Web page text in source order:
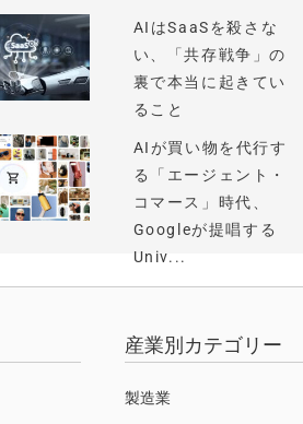
AIはSaaSを殺さな
い、「共存戦争」の
裏で本当に起きてい
ること
AIが買い物を代行す
る「エージェント・
コマース」時代、
Googleが提唱する
Univ...
産業別カテゴリー
製造業